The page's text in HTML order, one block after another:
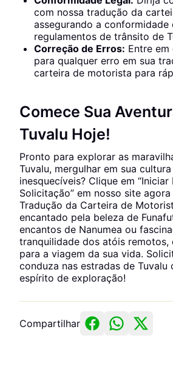
com nossa tradução da
assegurando a conformidade
regulamentos de trânsito de
Correção de Erros: Entre
para qualquer erro em sua
carteira de motorista para
Comece Sua
Tuvalu Hoje!
Pronto para explorar as
Tuvalu, mergulhar em sua
inesquecíveis? Clique em “Iniciar
Solicitação” em nosso site
Tradução da Carteira de
encantado pela beleza de
encantos de Nanumea ou
tranquilidade dos atóis remotos,
para a viagem da sua vida.
conduza nas estradas de Tuvalu
espírito de exploração!
Compartilhar